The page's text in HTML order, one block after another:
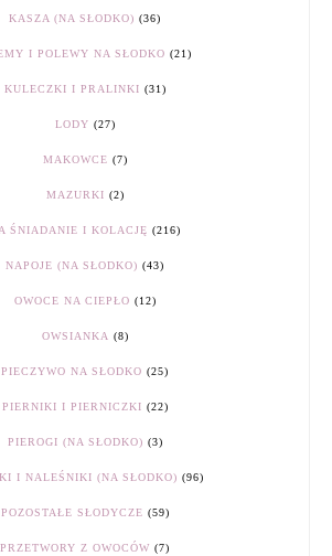
KASZA (NA SŁODKO) (36)
I POLEWY NA SŁODKO (21)
KULECZKI I PRALINKI (31)
LODY (27)
MAKOWCE (7)
MAZURKI (2)
ŚNIADANIE I KOLACJĘ (216)
NAPOJE (NA SŁODKO) (43)
OWOCE NA CIEPŁO (12)
OWSIANKA (8)
PIECZYWO NA SŁODKO (25)
PIERNIKI I PIERNICZKI (22)
PIEROGI (NA SŁODKO) (3)
I NALEŚNIKI (NA SŁODKO) (96)
POZOSTAŁE SŁODYCZE (59)
PRZETWORY Z OWOCÓW (7)